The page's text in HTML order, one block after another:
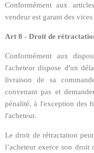
Conformément aux
vendeur est garant des
Art 8 - Droit de
Conformément aux
l'acheteur dispose d'un
livraison de sa
convenant pas et
pénalité, à l'exception des
l'acheteur.
Le droit de rétractation
l’acheteur exerce son droit